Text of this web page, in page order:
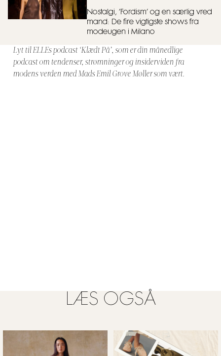
Nostalgi, ’Fordism’ og en særlig vred
mand: De fire vigtigste shows fra
modeugen i Milano
Lyt til ELLEs podcast ‘Klædt På’, som er din månedlige
podcast om tendenser, strømninger og insiderviden fra
modens verden med Mads Emil Grove Møller som vært.
LÆS OGSÅ